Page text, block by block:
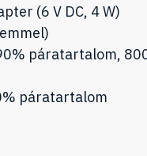
(6 V DC, 4 W)
páratartalom,
páratartalom